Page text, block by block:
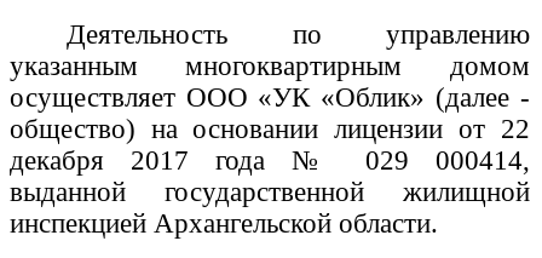
Деятельность по управлению
указанным многоквартирным домом
осуществляет ООО «УК «Облик» (далее -
общество) на основании лицензии от 22
декабря 2017 года № 029 000414,
выданной государственной жилищной
инспекцией Архангельской области.